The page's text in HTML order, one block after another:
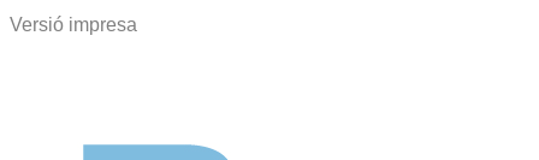
Versió impresa